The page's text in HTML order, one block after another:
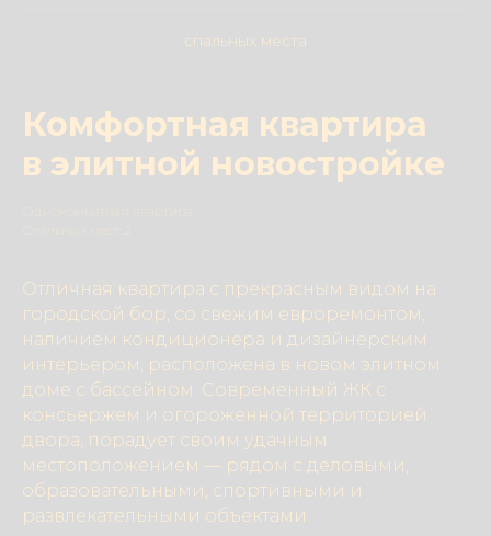
спальных места
Комфортная квартира
в элитной новостройке
Отличная квартира с прекрасным видом на
городской бор, со свежим евроремонтом,
наличием кондиционера и дизайнерским
интерьером, расположена в новом элитном
доме с бассейном. Современный ЖК с
консьержем и огороженной территорией
двора, порадует своим удачным
местоположением — рядом с деловыми,
образовательными, спортивными и
развлекательными объектами.